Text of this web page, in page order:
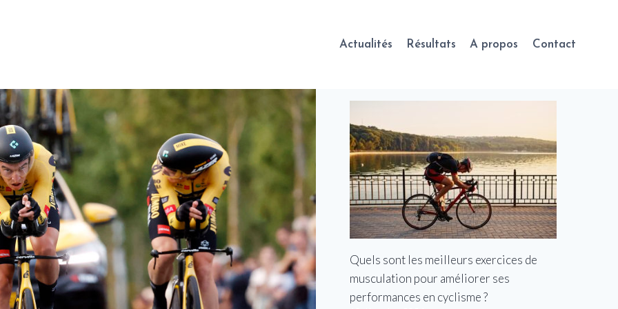
Actualités Résultats A propos Contact
Quels sont les meilleurs exercices de
musculation pour améliorer ses
performances en cyclisme ?